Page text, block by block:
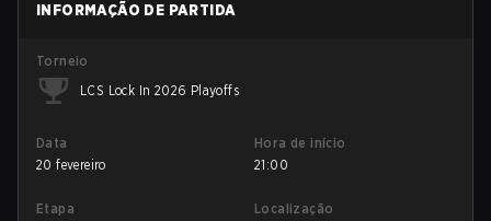
INFORMAÇÃO DE PARTIDA
Torneio
LCS Lock In 2026 Playoffs
Data
20 fevereiro
Hora de início
21:00
Etapa
Localização